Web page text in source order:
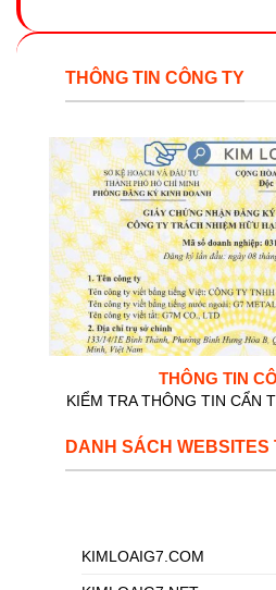
THÔNG TIN CÔNG TY
THÔNG TIN
KIỂM TRA THÔNG TIN CẨN
DANH SÁCH WEBSITES
KIMLOAIG7.COM